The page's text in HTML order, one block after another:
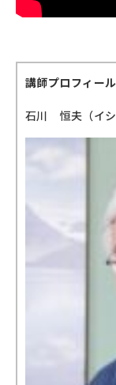
講師プロフィール
石川 恒夫（イ